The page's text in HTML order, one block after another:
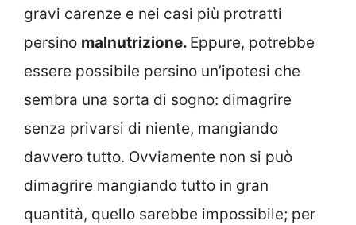
gravi carenze e nei casi più protratti
persino malnutrizione. Eppure, potrebbe
essere possibile persino un’ipotesi che
sembra una sorta di sogno: dimagrire
senza privarsi di niente, mangiando
davvero tutto. Ovviamente non si può
dimagrire mangiando tutto in gran
quantità, quello sarebbe impossibile; per